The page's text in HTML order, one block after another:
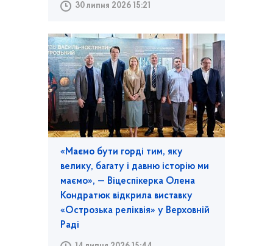
30 липня 2026 15:21
«Маємо бути горді тим, яку
велику, багату і давню історію ми
маємо», — Віцеспікерка Олена
Кондратюк відкрила виставку
«Острозька реліквія» у Верховній
Раді